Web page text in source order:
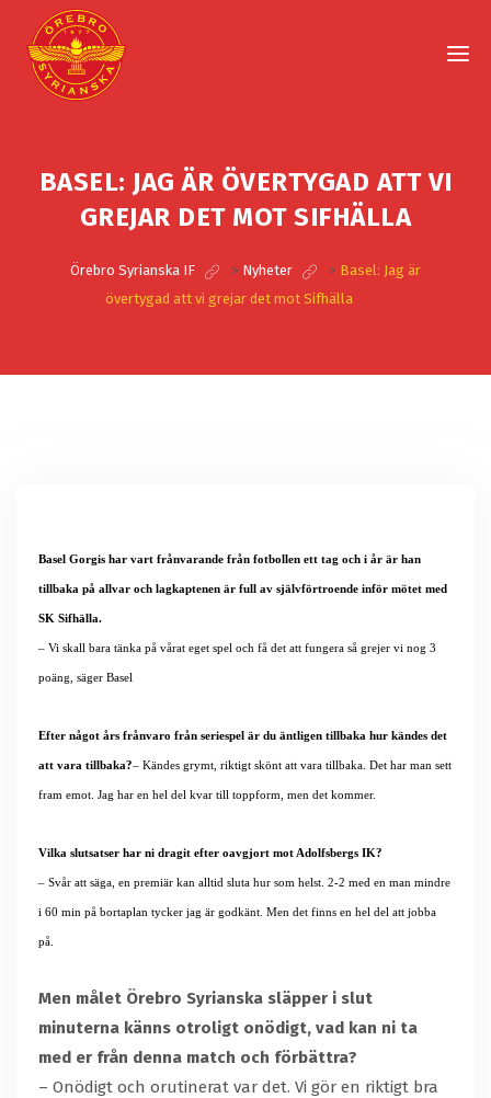
BASEL: JAG ÄR ÖVERTYGAD ATT VI
GREJAR DET MOT SIFHÄLLA
Örebro Syrianska IF > Nyheter > Basel: Jag är
övertygad att vi grejar det mot Sifhälla
Basel Gorgis har vart frånvarande från fotbollen ett tag och i år är han
tillbaka på allvar och lagkaptenen är full av självförtroende inför mötet med
SK Sifhälla.
– Vi skall bara tänka på vårat eget spel och få det att fungera så grejer vi nog 3
poäng, säger Basel
Efter något års frånvaro från seriespel är du äntligen tillbaka hur kändes det
att vara tillbaka?– Kändes grymt, riktigt skönt att vara tillbaka. Det har man sett
fram emot. Jag har en hel del kvar till toppform, men det kommer.
Vilka slutsatser har ni dragit efter oavgjort mot Adolfsbergs IK?
– Svår att säga, en premiär kan alltid sluta hur som helst. 2-2 med en man mindre
i 60 min på bortaplan tycker jag är godkänt. Men det finns en hel del att jobba
på.
Men målet Örebro Syrianska släpper i slut
minuterna känns otroligt onödigt, vad kan ni ta
med er från denna match och förbättra?
– Onödigt och orutinerat var det. Vi gör en riktigt bra